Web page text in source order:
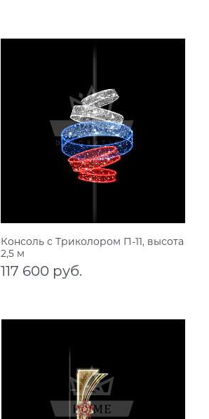
Консоль с Триколором П-11, высота
2,5 м
117 600 руб.